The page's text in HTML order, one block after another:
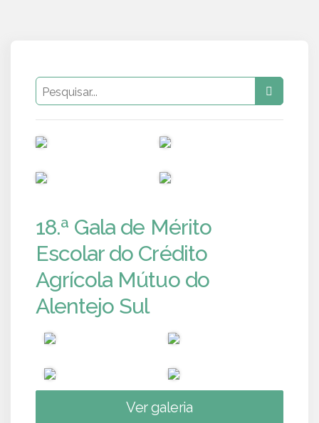
18.ª Gala de Mérito
Escolar do Crédito
Agrícola Mútuo do
Alentejo Sul
Ver galeria